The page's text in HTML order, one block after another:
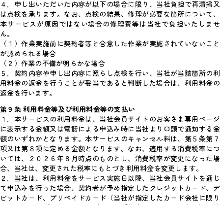
４．申し出いただいた内容が以下の場合に限り、当社負担で再清掃又
は点検を承ります。なお、点検の結果、修理が必要な箇所について、
本サービスが原因ではない場合の修理費等は当社で負担いたしませ
ん。
（１）作業実施前に契約者等と合意した作業が実施されていないこと
が認められる場合
（２）作業の不備が明らかな場合
５．契約内容や申し出内容に照らし点検を行い、当社が当該箇所の利
用料金の返金を行うことが妥当であると判断した場合は、利用料金の
返金を行います。
第９条 利用料金等及び利用料金等の支払い
１．本サービスの利用料金は、当社会員サイトのお客さま専用ページ
に表示する金額又は電話による申込み時に当社より口頭で通知する金
額のいずれかとなります。本サービスのキャンセル料は、第５条第７
項又は第８項に定める金額となります。なお、適用する消費税率につ
いては、２０２６年８月時点のものとし、消費税率が変更になった場
合、当社は、変更された税率にもとづき利用料金を変更します。
２．当社は、利用料金をサービス実施日以降、当社会員サイトを通じ
て申込みを行った場合、契約者が予め指定したクレジットカード、デ
ビットカード、プリペイドカード（当社が指定したカード会社に限り